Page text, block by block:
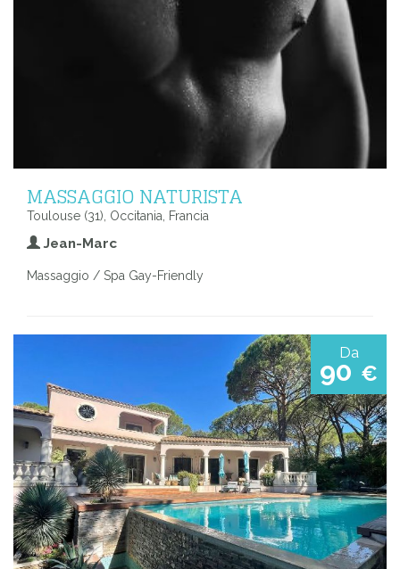
MASSAGGIO NATURISTA
Toulouse (31), Occitania, Francia
Jean-Marc
Massaggio / Spa Gay-Friendly
Da
90 €